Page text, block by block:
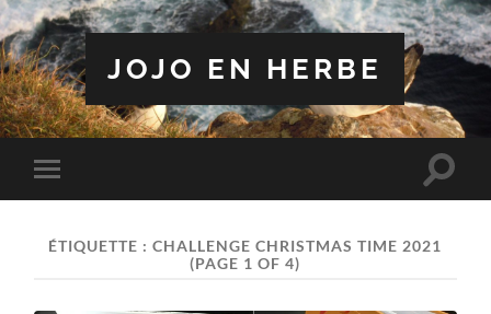
JOJO EN HERBE
Toggle
mobile
Toggle
ÉTIQUETTE :CHALLENGE CHRISTMAS TIME 2021
(PAGE 1 OF 4)